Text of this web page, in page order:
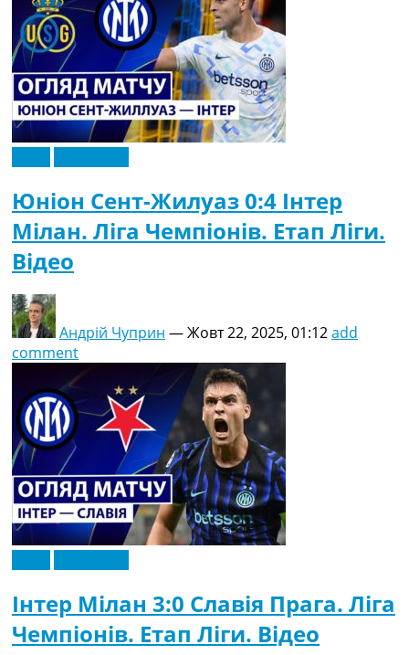
Юніон Сент-Жилуаз 0:4 Інтер
Мілан. Ліга Чемпіонів. Етап Ліги.
Відео
Андрій Чуприн —Жовт 22, 2025, 01:12add
comment
Інтер Мілан 3:0 Славія Прага. Ліга
Чемпіонів. Етап Ліги. Відео